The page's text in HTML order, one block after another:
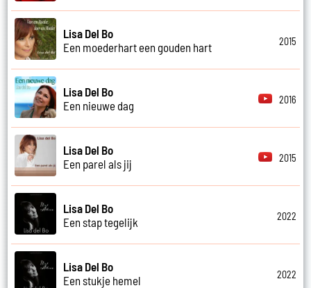
Lisa Del Bo
Een moederhart een gouden hart
2015
Lisa Del Bo
Een nieuwe dag
2016
Lisa Del Bo
Een parel als jij
2015
Lisa Del Bo
Een stap tegelijk
2022
Lisa Del Bo
Een stukje hemel
2022